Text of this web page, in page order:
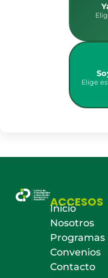
Elige
ACCESOS
Inicio
Nosotros
Programas
Convenios
Contacto